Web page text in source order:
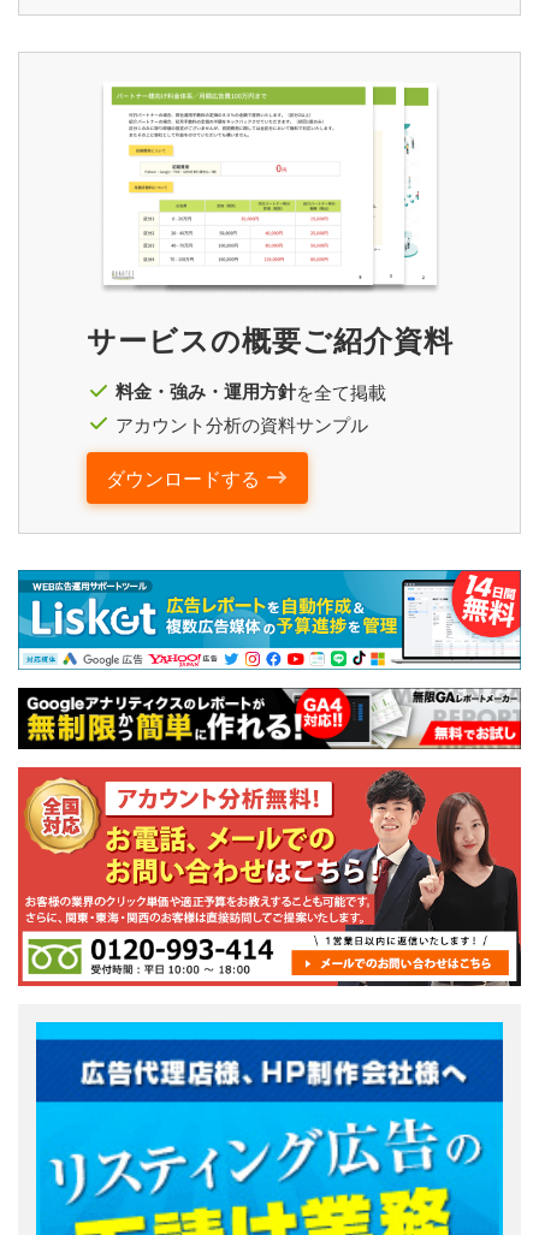
サービスの概要ご紹介資料
料金・強み・運用方針を全て掲載
アカウント分析の資料サンプル
ダウンロードする